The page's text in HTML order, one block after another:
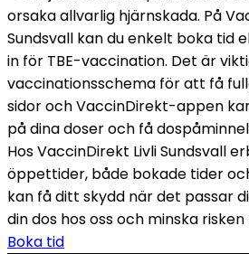
orsaka allvarlig hjärnskada. På
Sundsvall kan du enkelt boka tid
in för TBE-vaccination. Det är
vaccinationsschema för att få
sidor och VaccinDirekt-appen
på dina doser och få
Hos VaccinDirekt Livli Sundsvall
öppettider, både bokade tider
kan få ditt skydd när det passar
din dos hos oss och minska risken
Boka tid